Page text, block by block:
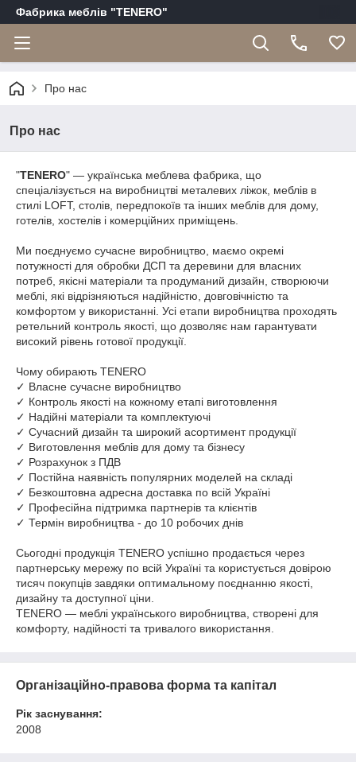
Фабрика меблів "TENERO"
Про нас
Про нас
"TENERO" — українська меблева фабрика, що
спеціалізується на виробництві металевих ліжок, меблів в
стилі LOFT, столів, передпокоїв та інших меблів для дому,
готелів, хостелів і комерційних приміщень.
Ми поєднуємо сучасне виробництво, маємо окремі
потужності для обробки ДСП та деревини для власних
потреб, якісні матеріали та продуманий дизайн, створюючи
меблі, які відрізняються надійністю, довговічністю та
комфортом у використанні. Усі етапи виробництва проходять
ретельний контроль якості, що дозволяє нам гарантувати
високий рівень готової продукції.
Чому обирають TENERO
✓ Власне сучасне виробництво
✓ Контроль якості на кожному етапі виготовлення
✓ Надійні матеріали та комплектуючі
✓ Сучасний дизайн та широкий асортимент продукції
✓ Виготовлення меблів для дому та бізнесу
✓ Розрахунок з ПДВ
✓ Постійна наявність популярних моделей на складі
✓ Безкоштовна адресна доставка по всій Україні
✓ Професійна підтримка партнерів та клієнтів
✓ Термін виробництва - до 10 робочих днів
Сьогодні продукція TENERO успішно продається через
партнерську мережу по всій Україні та користується довірою
тисяч покупців завдяки оптимальному поєднанню якості,
дизайну та доступної ціни.
TENERO — меблі українського виробництва, створені для
комфорту, надійності та тривалого використання.
Організаційно-правова форма та капітал
Рік заснування:
2008